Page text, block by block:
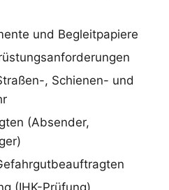
und Begleitpapiere
, Schienen- und
(Absender,
(IHK-Prüfung)